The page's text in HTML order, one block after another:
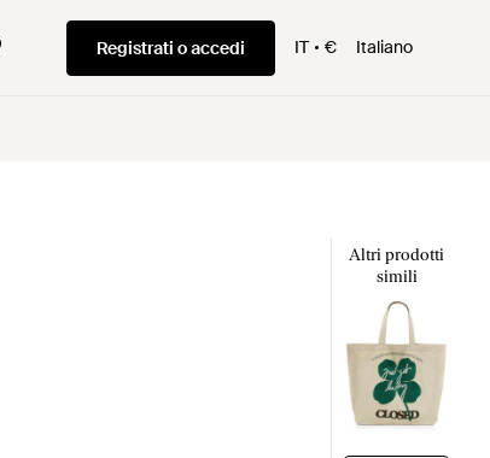
Registrati o accedi IT € Italiano
Altri prodotti
simili